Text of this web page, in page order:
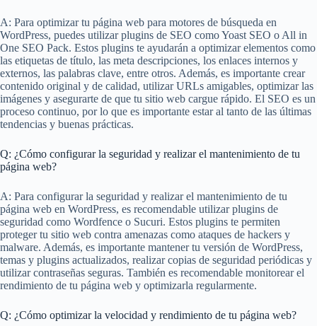
A: Para optimizar tu página web para motores de búsqueda en
WordPress, puedes utilizar plugins de SEO como Yoast SEO o All in
One SEO Pack. Estos plugins te ayudarán a optimizar elementos como
las etiquetas de título, las meta descripciones, los enlaces internos y
externos, las palabras clave, entre otros. Además, es importante crear
contenido original y de calidad, utilizar URLs amigables, optimizar las
imágenes y asegurarte de que tu sitio web cargue rápido. El SEO es un
proceso continuo, por lo que es importante estar al tanto de las últimas
tendencias y buenas prácticas.
Q: ¿Cómo configurar la seguridad y realizar el mantenimiento de tu
página web?
A: Para configurar la seguridad y realizar el mantenimiento de tu
página web en WordPress, es recomendable utilizar plugins de
seguridad como Wordfence o Sucuri. Estos plugins te permiten
proteger tu sitio web contra amenazas como ataques de hackers y
malware. Además, es importante mantener tu versión de WordPress,
temas y plugins actualizados, realizar copias de seguridad periódicas y
utilizar contraseñas seguras. También es recomendable monitorear el
rendimiento de tu página web y optimizarla regularmente.
Q: ¿Cómo optimizar la velocidad y rendimiento de tu página web?